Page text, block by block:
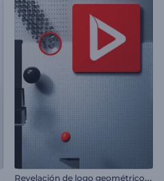
R
evelación de logo geométrico en 3D